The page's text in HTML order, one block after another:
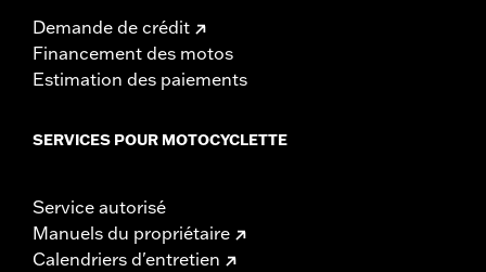
Demande de crédit
Financement des motos
Estimation des paiements
SERVICES POUR MOTOCYCLETTE
Service autorisé
Manuels du propriétaire
Calendriers d'entretien